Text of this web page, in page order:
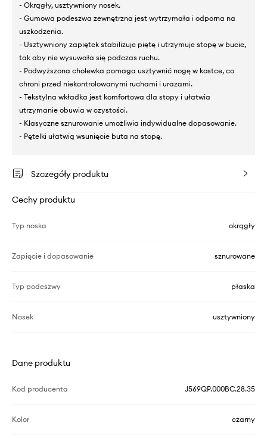
- Okrągły, usztywniony nosek.
- Gumowa podeszwa zewnętrzna jest wytrzymała i odporna na
uszkodzenia.
- Usztywniony zapiętek stabilizuje piętę i utrzymuje stopę w bucie,
tak aby nie wysuwała się podczas ruchu.
- Podwyższona cholewka pomaga usztywnić nogę w kostce, co
chroni przed niekontrolowanymi ruchami i urazami.
- Tekstylna wkładka jest komfortowa dla stopy i ułatwia
utrzymanie obuwia w czystości.
- Klasyczne sznurowanie umożliwia indywidualne dopasowanie.
- Pętelki ułatwią wsunięcie buta na stopę.
Szczegóły produktu
Cechy produktu
Typ noska okrągły
Zapięcie i dopasowanie sznurowane
Typ podeszwy płaska
Nosek usztywniony
Dane produktu
Kod producenta J569QP.000BC.28.35
Kolor czarny